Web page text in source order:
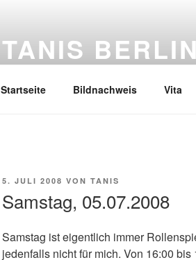
TANIS BERLIN
Startseite Bildnachweis Vita
VERÖFFENTLICHT
5. JULI 2008 VON TANIS
Samstag, 05.07.2008
Samstag ist eigentlich immer
jedenfalls nicht für mich. Von 16:00